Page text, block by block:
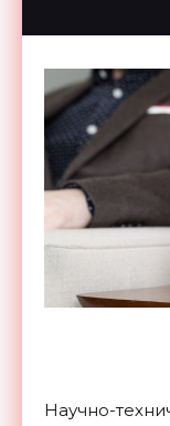
Научно-